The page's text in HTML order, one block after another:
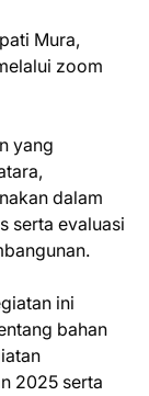
Mura,
zoom
yang
dalam
serta evaluasi
ini
bahan
2025 serta